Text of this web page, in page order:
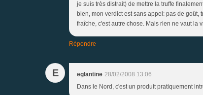
je suis très distrait) de mettre la truffe
bien, mon verdict est sans appel: pas de goût,
fraîche, c'est autre chose. Mais rien ne vaut la
Répondre
E eglantine 28/02/2008 13:06
Dans le Nord, c'est un produit pratiquement